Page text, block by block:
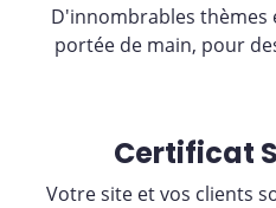
D'innombrables thèmes
portée de main, pour
Certificat
Votre site et vos clients